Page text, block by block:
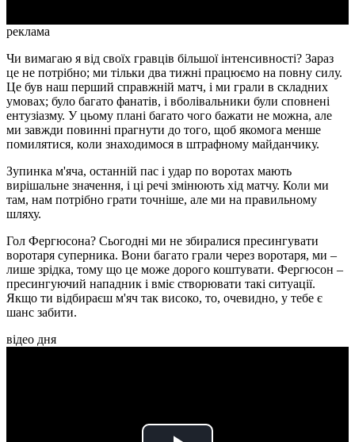
реклама
Чи вимагаю я від своїх гравців більшої інтенсивності? Зараз
це не потрібно; ми тільки два тижні працюємо на повну силу.
Це був наш перший справжній матч, і ми грали в складних
умовах; було багато фанатів, і вболівальники були сповнені
ентузіазму. У цьому плані багато чого бажати не можна, але
ми завжди повинні прагнути до того, щоб якомога менше
помилятися, коли знаходимося в штрафному майданчику.
Зупинка м'яча, останній пас і удар по воротах мають
вирішальне значення, і ці речі змінюють хід матчу. Коли ми
там, нам потрібно грати точніше, але ми на правильному
шляху.
Гол Фергюсона? Сьогодні ми не збиралися пресингувати
воротаря суперника. Вони багато грали через воротаря, ми –
лише зрідка, тому що це може дорого коштувати. Фергюсон –
пресингуючий нападник і вміє створювати такі ситуації.
Якщо ти відбираєш м'яч так високо, то, очевидно, у тебе є
шанс забити.
відео дня